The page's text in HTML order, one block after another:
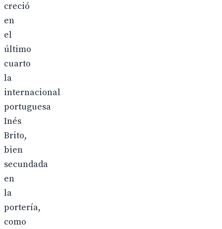
creció
en
el
último
cuarto
la
internacional
portuguesa
Inés
Brito,
bien
secundada
en
la
portería,
como